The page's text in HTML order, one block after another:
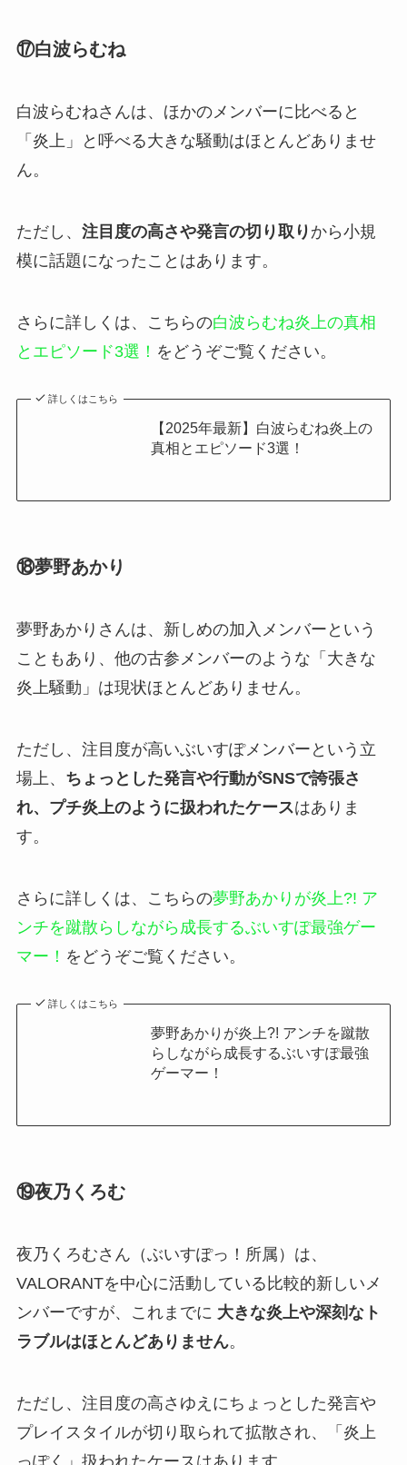
⑰白波らむね
白波らむねさんは、ほかのメンバーに比べると
「炎上」と呼べる大きな騒動はほとんどありませ
ん。
ただし、 注目度の高さや発言の切り取り から小規
模に話題になったことはあります。
さらに詳しくは、こちらの白波らむね炎上の真相
とエピソード3選！ をどうぞご覧ください。
詳しくはこちら
【2025年最新】白波らむね炎上の
真相とエピソード3選！
⑱夢野あかり
夢野あかりさんは、新しめの加入メンバーという
こともあり、他の古参メンバーのような「大きな
炎上騒動」は現状ほとんどありません。
ただし、注目度が高いぶいすぽメンバーという立
場上、 ちょっとした発言や行動がSNSで誇張さ
れ、プチ炎上のように扱われたケースはありま
す。
さらに詳しくは、こちらの夢野あかりが炎上?! ア
ンチを蹴散らしながら成長するぶいすぽ最強ゲー
マー！ をどうぞご覧ください。
詳しくはこちら
夢野あかりが炎上?! アンチを蹴散
らしながら成長するぶいすぽ最強
ゲーマー！
⑲夜乃くろむ
夜乃くろむさん（ぶいすぽっ！所属）は、
VALORANTを中心に活動している比較的新しいメ
ンバーですが、これまでに 大きな炎上や深刻なト
ラブルはほとんどありません。
ただし、注目度の高さゆえにちょっとした発言や
プレイスタイルが切り取られて拡散され、「炎上